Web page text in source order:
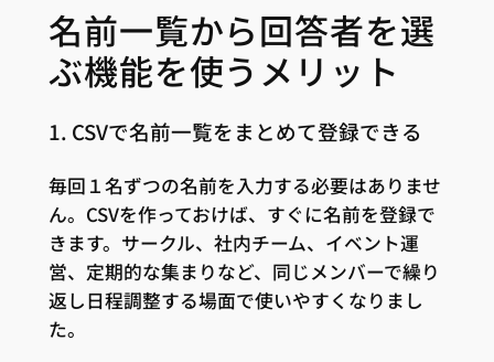
名前一覧から回答者を選
ぶ機能を使うメリット
1. CSVで名前一覧をまとめて登録できる
毎回１名ずつの名前を入力する必要はありませ
ん。CSVを作っておけば、すぐに名前を登録で
きます。サークル、社内チーム、イベント運
営、定期的な集まりなど、同じメンバーで繰り
返し日程調整する場面で使いやすくなりまし
た。